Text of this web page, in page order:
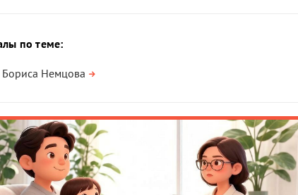
по теме:
Бориса Немцова